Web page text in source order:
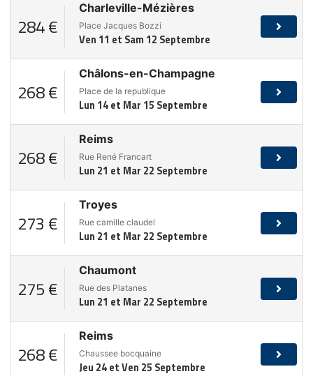
284 €
Charleville-Mézières
Place Jacques Bozzi
Ven 11 et Sam 12 Septembre
268 €
Châlons-en-Champagne
Place de la republique
Lun 14 et Mar 15 Septembre
268 €
Reims
Rue René Francart
Lun 21 et Mar 22 Septembre
273 €
Troyes
Rue camille claudel
Lun 21 et Mar 22 Septembre
275 €
Chaumont
Rue des Platanes
Lun 21 et Mar 22 Septembre
268 €
Reims
Chaussee bocquaine
Jeu 24 et Ven 25 Septembre